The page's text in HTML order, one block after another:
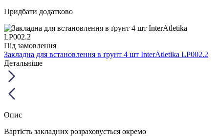
Придбати додатково
Під замовлення
Закладна для встановлення в ґрунт 4 шт InterAtletika LP002.2
Детальніше
Опис
Вартість закладних розраховується окремо